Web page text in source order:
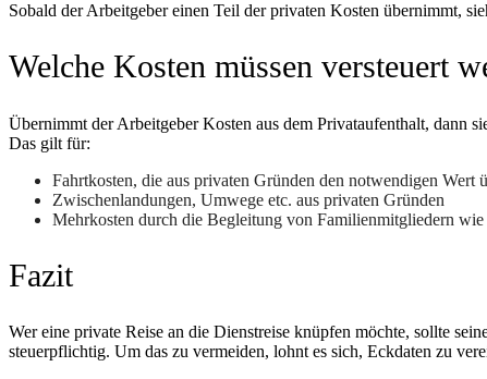
Sobald der Arbeitgeber einen Teil der privaten Kosten übernimmt,
Welche Kosten müssen versteuert
Übernimmt der Arbeitgeber Kosten aus dem Privataufenthalt, dann
Das gilt für:
Fahrtkosten, die aus privaten Gründen den notwendigen Wert
Zwischenlandungen, Umwege etc. aus privaten Gründen
Mehrkosten durch die Begleitung von Familienmitgliedern
Fazit
Wer eine private Reise an die Dienstreise knüpfen möchte, sollte
steuerpflichtig. Um das zu vermeiden, lohnt es sich, Eckdaten zu